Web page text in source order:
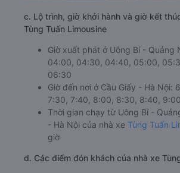
c. Lộ trình, giờ khởi hành và giờ kết
Tùng Tuấn Limousine
Giờ xuất phát ở Uông Bí - Quảng
04:00, 04:30, 04:40, 05:00,
06:30
Giờ đến nơi ở Cầu Giấy - Hà Nội:
7:30, 7:40, 8:00, 8:30, 8:40,
Thời gian chạy từ Uông Bí -
- Hà Nội của nhà xe Tùng Tuấn
giờ
d. Các điểm đón khách của nhà xe